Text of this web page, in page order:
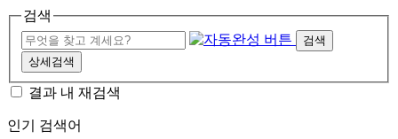
검색
검색
상세검색
결과 내 재검색
인기 검색어